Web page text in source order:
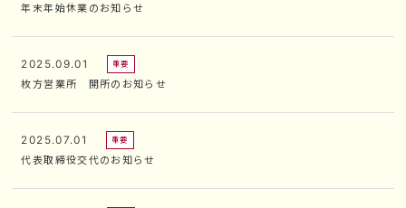
年末年始休業のお知らせ
2025.09.01 重要
枚方営業所 開所のお知らせ
2025.07.01 重要
代表取締役交代のお知らせ